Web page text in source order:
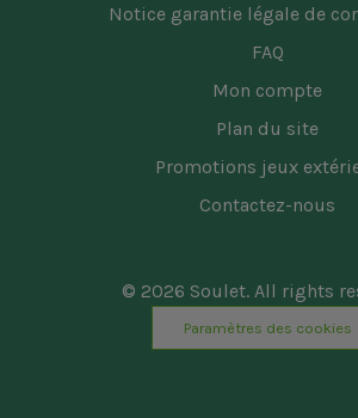
Notice garantie légale de
FAQ
Mon compte
Plan du site
Promotions jeux
Contactez-nous
© 2026 Soulet. All rights
Paramètres des cookies